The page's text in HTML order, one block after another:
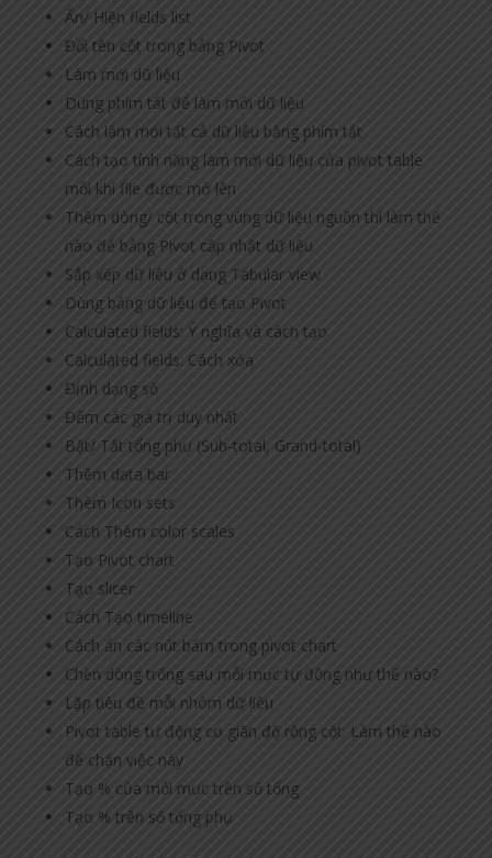
Ẩn/ Hiện fields list
Đổi tên cột trong bảng Pivot
Làm mới dữ liệu
Dùng phím tắt để làm mới dữ liệu
Cách làm mới tất cả dữ liệu bằng phím tắt
Cách tạo tính năng làm mới dữ liệu của pivot table
mỗi khi file được mở lên
Thêm dòng/ cột trong vùng dữ liệu nguồn thì làm thế
nào để bảng Pivot cập nhật dữ liệu
Sắp xếp dữ liệu ở dạng Tabular view
Dùng bảng dữ liệu để tạo Pivot
Calculated fields: Ý nghĩa và cách tạo
Calculated fields: Cách xóa
Định dạng số
Đếm các giá trị duy nhất
Bật/ Tắt tổng phụ (Sub-total, Grand-total)
Thêm data bar
Thêm Icon sets
Cách Thêm color scales
Tạo Pivot chart
Tạo slicer
Cách Tạo timeline
Cách ẩn các nút bấm trong pivot chart
Chèn dòng trống sau mỗi mục tự động như thế nào?
Lặp tiêu đề mỗi nhóm dữ liệu
Pivot table tự động co giãn độ rộng cột: Làm thế nào
để chặn việc này
Tạo % của mỗi mục trên số tổng
Tạo % trên số tổng phụ